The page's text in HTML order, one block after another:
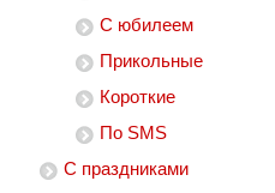
С юбилеем
Прикольные
Короткие
По SMS
С праздниками